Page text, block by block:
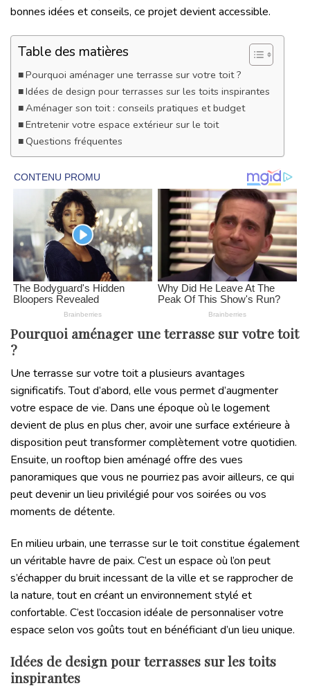
bonnes idées et conseils, ce projet devient accessible.
Table des matières
Pourquoi aménager une terrasse sur votre toit ?
Idées de design pour terrasses sur les toits inspirantes
Aménager son toit : conseils pratiques et budget
Entretenir votre espace extérieur sur le toit
Questions fréquentes
Pourquoi aménager une terrasse sur votre toit
?
Une terrasse sur votre toit a plusieurs avantages
significatifs. Tout d’abord, elle vous permet d’augmenter
votre espace de vie. Dans une époque où le logement
devient de plus en plus cher, avoir une surface extérieure à
disposition peut transformer complètement votre quotidien.
Ensuite, un rooftop bien aménagé offre des vues
panoramiques que vous ne pourriez pas avoir ailleurs, ce qui
peut devenir un lieu privilégié pour vos soirées ou vos
moments de détente.
En milieu urbain, une terrasse sur le toit constitue également
un véritable havre de paix. C’est un espace où l’on peut
s’échapper du bruit incessant de la ville et se rapprocher de
la nature, tout en créant un environnement stylé et
confortable. C’est l’occasion idéale de personnaliser votre
espace selon vos goûts tout en bénéficiant d’un lieu unique.
Idées de design pour terrasses sur les toits
inspirantes